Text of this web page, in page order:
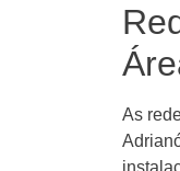
As